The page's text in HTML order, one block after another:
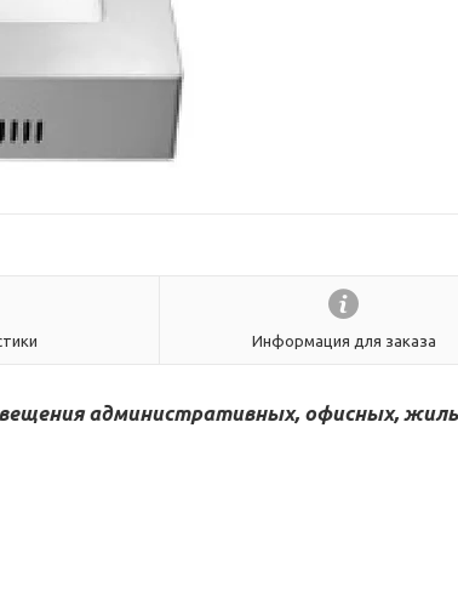
Информация для заказа
административных, офисных,